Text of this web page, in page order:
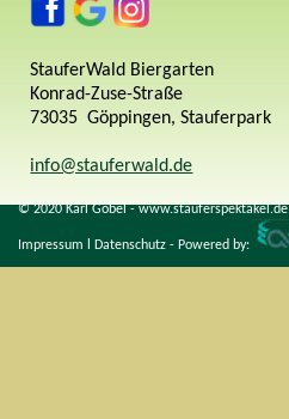
StauferWald Biergarten
Konrad-Zuse-Straße
73035 Göppingen, Stauferpark
info@stauferwald.de
© 2020 Karl Göbel - www.stauferspektakel.de
Impressum Datenschutz - Powered by: